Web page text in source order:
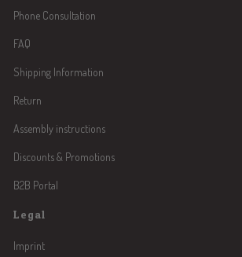
Phone Consultation
FAQ
Shipping Information
Return
Assembly instructions
Discounts & Promotions
B2B Portal
Legal
Imprint